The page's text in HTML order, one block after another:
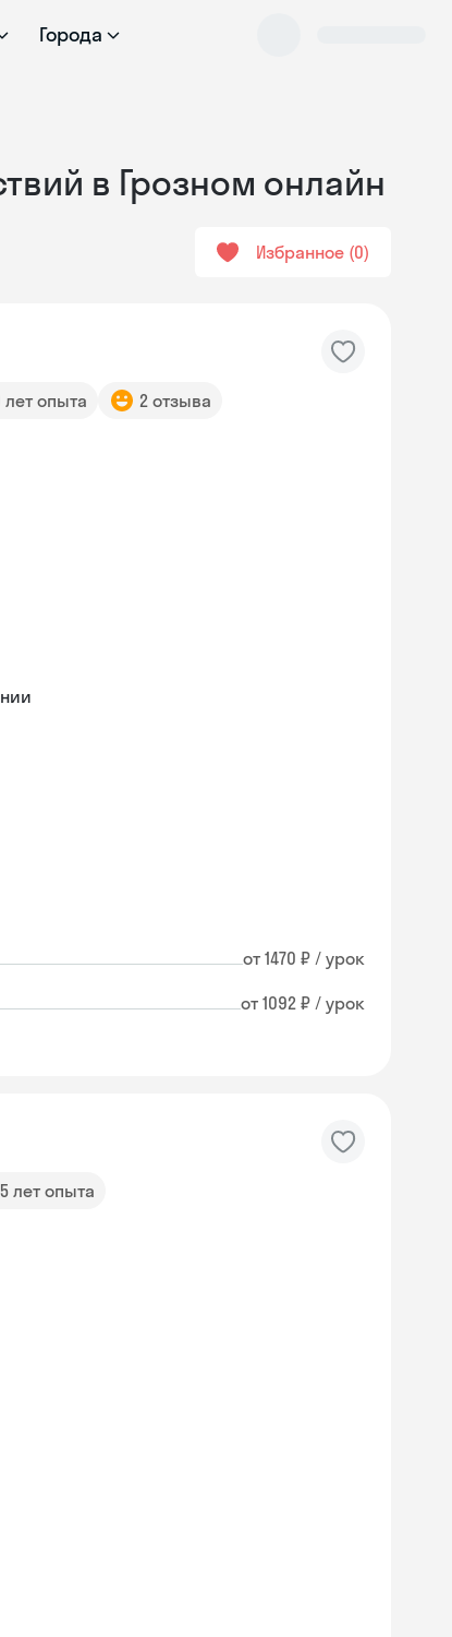
Города
в Грозном онлайн
Избранное 0
лет опыта 2 отзыва
от 1470 ₽ / урок
от 1092 ₽ / урок
5 лет опыта